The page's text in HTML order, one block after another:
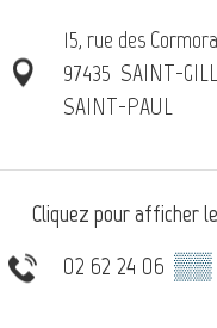
15, rue des
97435 SAINT-
SAINT-PAUL
Cliquez pour afficher
02 62 24 06 ▒▒